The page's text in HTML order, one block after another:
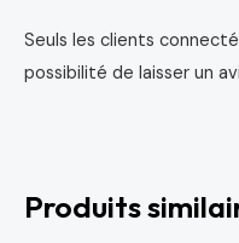
Seuls les clients
possibilité de laisser un
Produits